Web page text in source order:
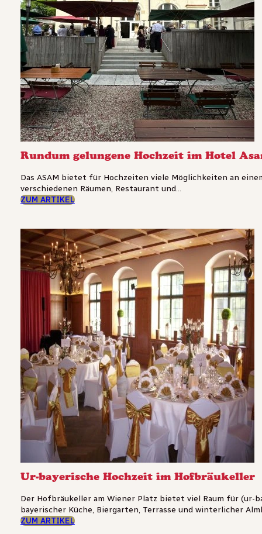
Rundum gelungene Hochzeit im Hotel
Das ASAM bietet für Hochzeiten viele Möglichkeiten an
verschiedenen Räumen, Restaurant und...
ZUM ARTIKEL
Ur-bayerische Hochzeit im Hofbräukeller
Der Hofbräukeller am Wiener Platz bietet viel Raum für (ur-
bayerischer Küche, Biergarten, Terrasse und winterlicher
ZUM ARTIKEL